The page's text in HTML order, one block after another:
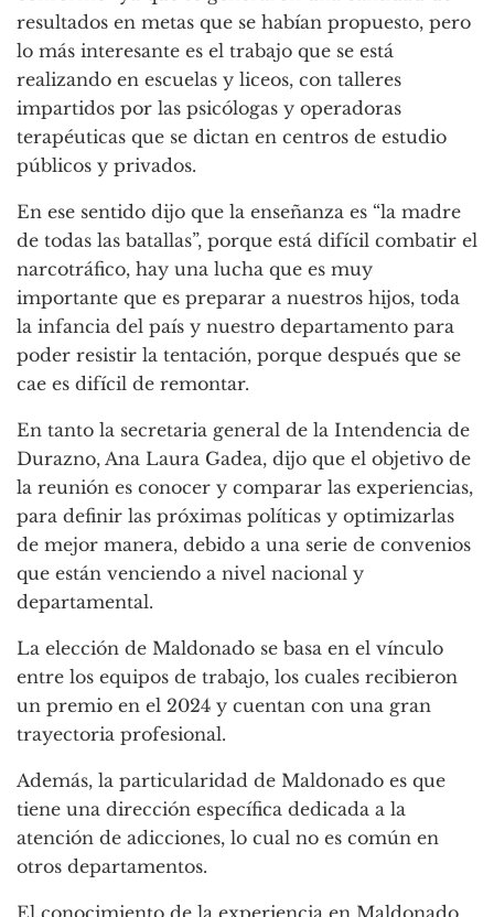
resultados en metas que se habían propuesto, pero
lo más interesante es el trabajo que se está
realizando en escuelas y liceos, con talleres
impartidos por las psicólogas y operadoras
terapéuticas que se dictan en centros de estudio
públicos y privados.
En ese sentido dijo que la enseñanza es “la madre
de todas las batallas”, porque está difícil combatir el
narcotráfico, hay una lucha que es muy
importante que es preparar a nuestros hijos, toda
la infancia del país y nuestro departamento para
poder resistir la tentación, porque después que se
cae es difícil de remontar.
En tanto la secretaria general de la Intendencia de
Durazno, Ana Laura Gadea, dijo que el objetivo de
la reunión es conocer y comparar las experiencias,
para definir las próximas políticas y optimizarlas
de mejor manera, debido a una serie de convenios
que están venciendo a nivel nacional y
departamental.
La elección de Maldonado se basa en el vínculo
entre los equipos de trabajo, los cuales recibieron
un premio en el 2024 y cuentan con una gran
trayectoria profesional.
Además, la particularidad de Maldonado es que
tiene una dirección específica dedicada a la
atención de adicciones, lo cual no es común en
otros departamentos.